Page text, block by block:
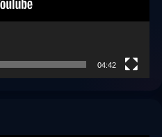
04:42